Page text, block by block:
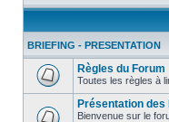
BRIEFING - PRESENTATION
Règles du Forum
Toutes les règles à
Présentation des
Bienvenue sur le